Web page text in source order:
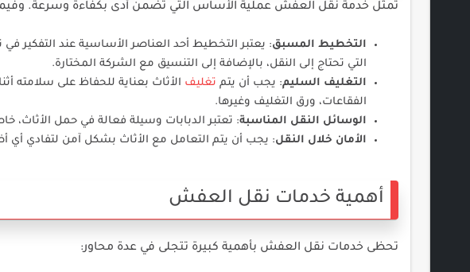
تمثل خدمة نقل العفش عملية الأساس التي تضمن أدى بكفاءة وسرعة.
التخطيط المسبق: يعتبر التخطيط أحد العناصر الأساسية عند التفكير
التي تحتاج إلى النقل، بالإضافة إلى التنسيق مع الشركة المختارة.
التغليف السليم: يجب أن يتم تغليف الأثاث بعناية للحفاظ على سلامته
الفقاعات، ورق التغليف وغيرها.
الوسائل النقل المناسبة: تعتبر الدبابات وسيلة فعالة في حمل الأثاث،
الأمان خلال النقل: يجب أن يتم التعامل مع الأثاث بشكل آمن لتفادي أي
أهمية خدمات نقل العفش
تحظى خدمات نقل العفش بأهمية كبيرة تتجلى في عدة محاور: